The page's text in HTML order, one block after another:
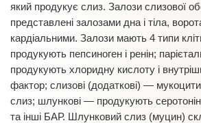
який продукує слиз. Залози слизової
представлені залозами дна і тіла,
кардіальними. Залози мають 4 типи
продукують пепсиноген і ренін;
продукують хлоридну кислоту і
фактор; слизові (додаткові) —
слиз; шлункові — продукують
та інші БАР. Шлунковий слиз (муцин)